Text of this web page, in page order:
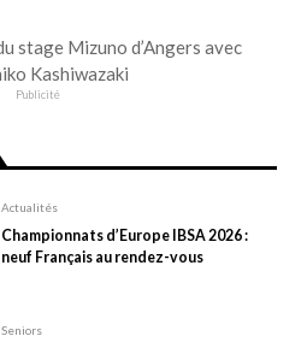
Publicité
Actualités
Championnats d’Europe IBSA 2026 :
neuf Français au rendez-vous
Seniors